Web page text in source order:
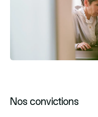
Nos convictions